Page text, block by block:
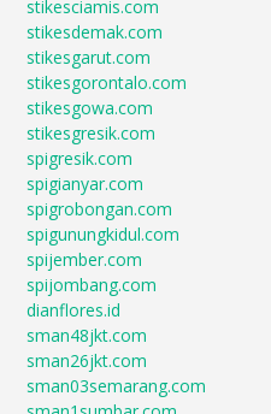
stikesciamis.com
stikesdemak.com
stikesgarut.com
stikesgorontalo.com
stikesgowa.com
stikesgresik.com
spigresik.com
spigianyar.com
spigrobongan.com
spigunungkidul.com
spijember.com
spijombang.com
dianflores.id
sman48jkt.com
sman26jkt.com
sman03semarang.com